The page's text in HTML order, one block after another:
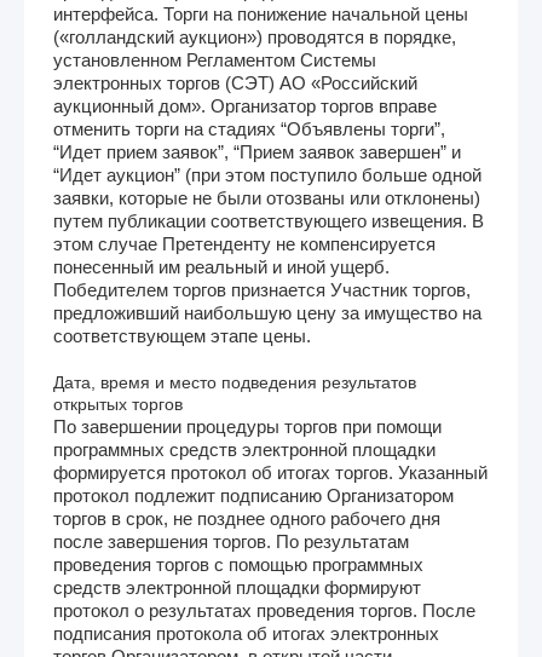
интерфейса. Торги на понижение начальной цены
(«голландский аукцион») проводятся в порядке,
установленном Регламентом Системы
электронных торгов (СЭТ) АО «Российский
аукционный дом». Организатор торгов вправе
отменить торги на стадиях “Объявлены торги”,
“Идет прием заявок”, “Прием заявок завершен” и
“Идет аукцион” (при этом поступило больше одной
заявки, которые не были отозваны или отклонены)
путем публикации соответствующего извещения. В
этом случае Претенденту не компенсируется
понесенный им реальный и иной ущерб.
Победителем торгов признается Участник торгов,
предложивший наибольшую цену за имущество на
соответствующем этапе цены.
Дата, время и место подведения результатов
открытых торгов
По завершении процедуры торгов при помощи
программных средств электронной площадки
формируется протокол об итогах торгов. Указанный
протокол подлежит подписанию Организатором
торгов в срок, не позднее одного рабочего дня
после завершения торгов. По результатам
проведения торгов с помощью программных
средств электронной площадки формируют
протокол о результатах проведения торгов. После
подписания протокола об итогах электронных